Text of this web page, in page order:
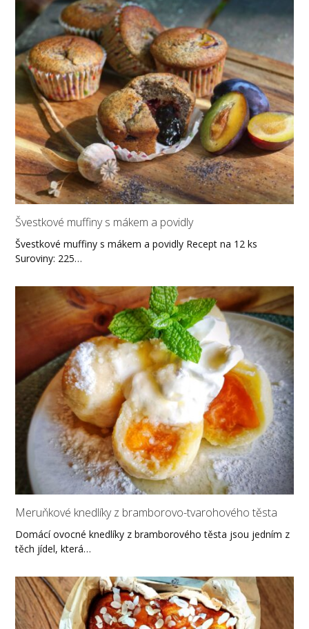
Švestkové muffiny s mákem a povidly
Švestkové muffiny s mákem a povidly Recept na 12 ks
Suroviny: 225…
Meruňkové knedlíky z bramborovo-tvarohového těsta
Domácí ovocné knedlíky z bramborového těsta jsou jedním z
těch jídel, která…